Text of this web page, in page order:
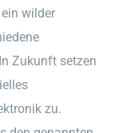
wilder
Zukunft setzen
zu.